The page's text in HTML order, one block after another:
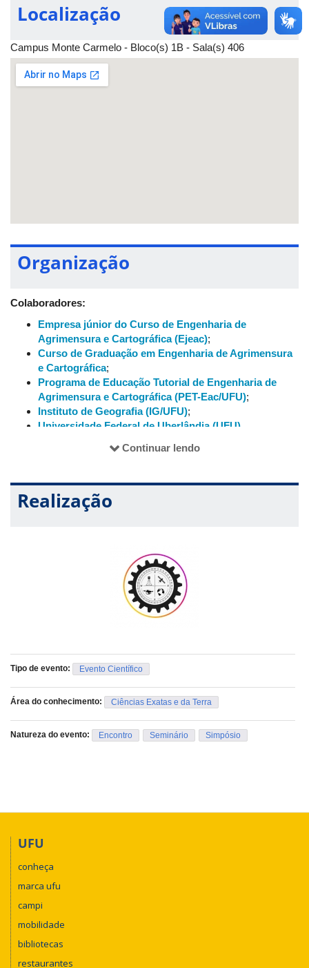
Localização
Campus Monte Carmelo - Bloco(s) 1B - Sala(s) 406
Organização
Colaboradores:
Empresa júnior do Curso de Engenharia de
Agrimensura e Cartográfica (Ejeac);
Curso de Graduação em Engenharia de Agrimensura
e Cartográfica;
Programa de Educação Tutorial de Engenharia de
Agrimensura e Cartográfica (PET-Eac/UFU);
Instituto de Geografia (IG/UFU);
Universidade Federal de Uberlândia (UFU)
Continuar lendo
Realização
Tipo de evento: Evento Científico
Área do conhecimento: Ciências Exatas e da Terra
Natureza do evento: Encontro Seminário Simpósio
UFU
conheça
marca ufu
campi
mobilidade
bibliotecas
restaurantes